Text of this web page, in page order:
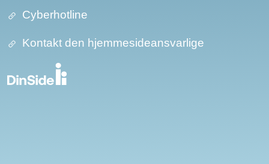
Cyberhotline
Kontakt den hjemmesideansvarlige